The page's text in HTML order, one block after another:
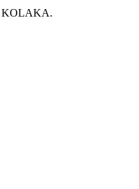
KOLAKA.